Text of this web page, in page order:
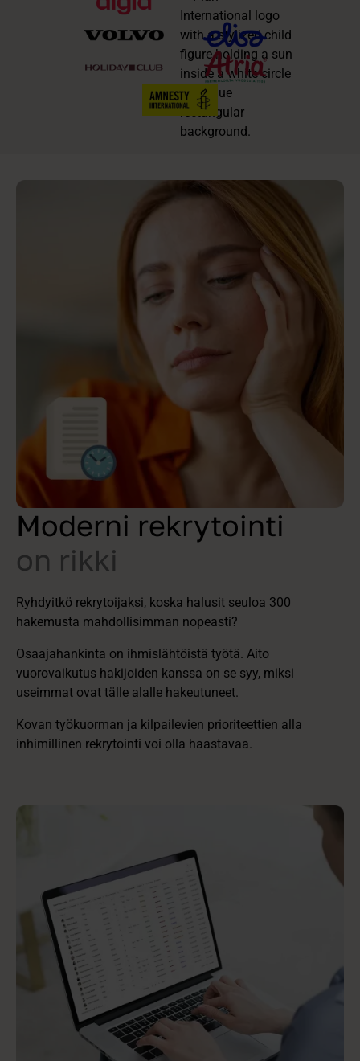
Moderni rekrytointi
on rikki
Ryhdyitkö rekrytoijaksi, koska halusit seuloa 300
hakemusta mahdollisimman nopeasti?
Osaajahankinta on ihmislähtöistä työtä. Aito
vuorovaikutus hakijoiden kanssa on se syy, miksi
useimmat ovat tälle alalle hakeutuneet.
Kovan työkuorman ja kilpailevien prioriteettien alla
inhimillinen rekrytointi voi olla haastavaa.